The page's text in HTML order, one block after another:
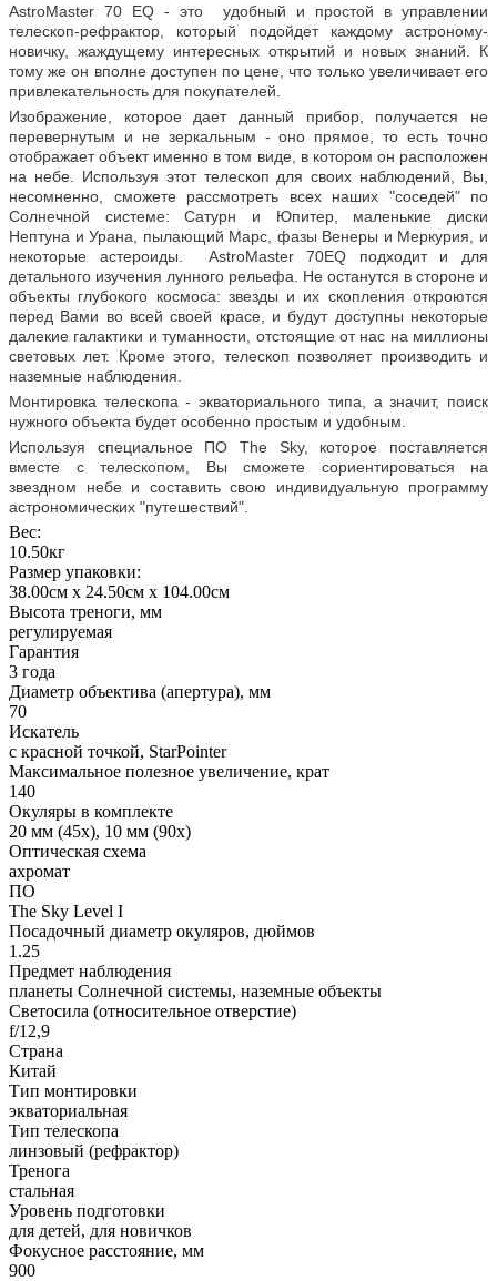
AstroMaster 70 EQ - это удобный и простой в управлении
телескоп-рефрактор, который подойдет каждому астроному-
новичку, жаждущему интересных открытий и новых знаний. К
тому же он вполне доступен по цене, что только увеличивает его
привлекательность для покупателей.
Изображение, которое дает данный прибор, получается не
перевернутым и не зеркальным - оно прямое, то есть точно
отображает объект именно в том виде, в котором он расположен
на небе. Используя этот телескоп для своих наблюдений, Вы,
несомненно, сможете рассмотреть всех наших "соседей" по
Солнечной системе: Сатурн и Юпитер, маленькие диски
Нептуна и Урана, пылающий Марс, фазы Венеры и Меркурия, и
некоторые астероиды. AstroMaster 70EQ подходит и для
детального изучения лунного рельефа. Не останутся в стороне и
объекты глубокого космоса: звезды и их скопления откроются
перед Вами во всей своей красе, и будут доступны некоторые
далекие галактики и туманности, отстоящие от нас на миллионы
световых лет. Кроме этого, телескоп позволяет производить и
наземные наблюдения.
Монтировка телескопа - экваториального типа, а значит, поиск
нужного объекта будет особенно простым и удобным.
Используя специальное ПО The Sky, которое поставляется
вместе с телескопом, Вы сможете сориентироваться на
звездном небе и составить свою индивидуальную программу
астрономических "путешествий".
Вес:
10.50кг
Размер упаковки:
38.00см x 24.50см x 104.00см
Высота треноги, мм
регулируемая
Гарантия
3 года
Диаметр объектива (апертура), мм
70
Искатель
с красной точкой, StarРointer
Максимальное полезное увеличение, крат
140
Окуляры в комплекте
20 мм (45х), 10 мм (90х)
Оптическая схема
ахромат
ПО
The Sky Level I
Посадочный диаметр окуляров, дюймов
1.25
Предмет наблюдения
планеты Солнечной системы, наземные объекты
Светосила (относительное отверстие)
f/12,9
Страна
Китай
Тип монтировки
экваториальная
Тип телескопа
линзовый (рефрактор)
Тренога
стальная
Уровень подготовки
для детей, для новичков
Фокусное расстояние, мм
900